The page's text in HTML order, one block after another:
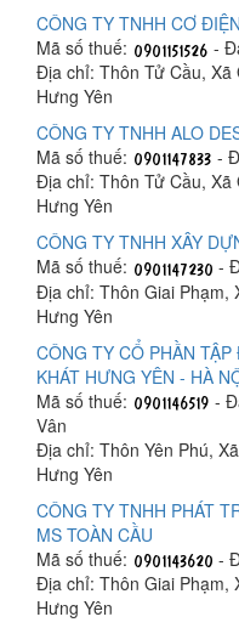
CÔNG TY TNHH CƠ
Mã số thuế:
-
Địa chỉ: Thôn Tử Cầu, Xã
Hưng Yên
CÔNG TY TNHH ALO
Mã số thuế:
-
Địa chỉ: Thôn Tử Cầu, Xã
Hưng Yên
CÔNG TY TNHH XÂY
Mã số thuế:
-
Địa chỉ: Thôn Giai Phạm,
Hưng Yên
CÔNG TY CỔ PHẦN
KHÁT HƯNG YÊN - HÀ
Mã số thuế:
-
Vân
Địa chỉ: Thôn Yên Phú,
Hưng Yên
CÔNG TY TNHH PHÁT
MS TOÀN CẦU
Mã số thuế:
-
Địa chỉ: Thôn Giai Phạm,
Hưng Yên